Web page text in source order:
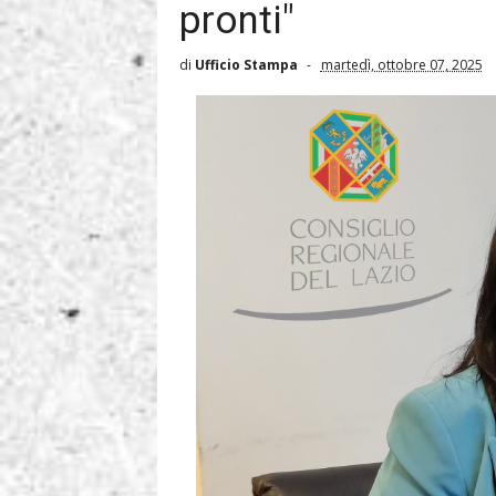
pronti"
di Ufficio Stampa martedì, ottobre 07, 2025